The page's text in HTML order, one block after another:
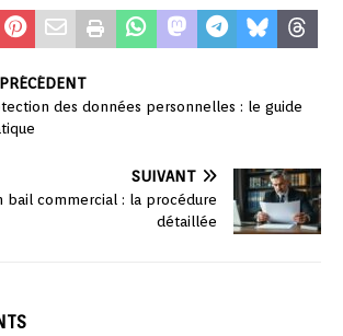
PRÉCÉDENT
des données personnelles : le guide
SUIVANT
bail commercial : la procédure
détaillée